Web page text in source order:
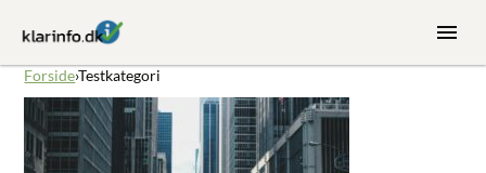
Forside›Testkategori